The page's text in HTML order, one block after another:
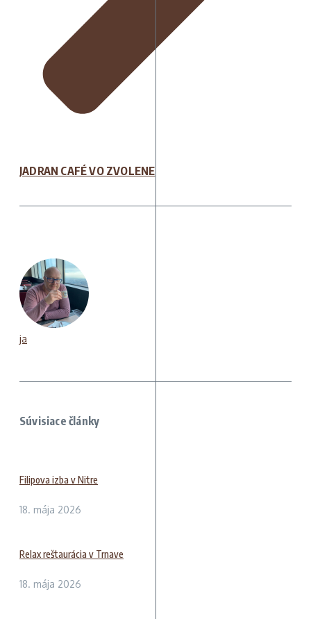
JADRAN CAFÉ VO ZVOLENE
ja
Súvisiace články
Filipova izba v Nitre
18. mája 2026
Relax reštaurácia v Trnave
18. mája 2026